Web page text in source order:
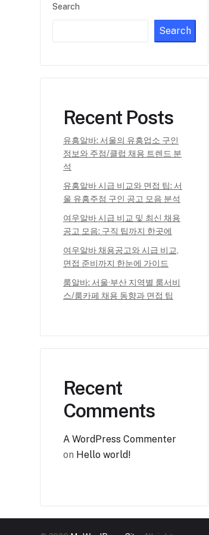
Search
Search
Recent Posts
유흥알바: 서울의 유흥업소 구인
정보와 주점/클럽 채용 트렌드 분
석
유흥알바 시급 비교와 면접 팁: 서
울 유흥주점 구인 공고 모음 분석
여우알바 시급 비교 및 최신 채용
공고 모음: 구직 팁까지 한곳에
여우알바 채용공고와 시급 비교,
면접 준비까지 한눈에 가이드
룸알바: 서울·부산 지역별 룸서비
스/룸카페 채용 동향과 면접 팁
Recent
Comments
A WordPress Commenter
on Hello world!